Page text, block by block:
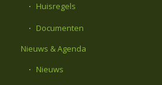
Huisregels
Documenten
Nieuws & Agenda
Nieuws